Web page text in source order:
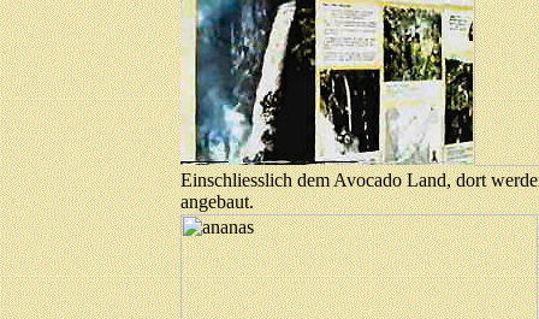
Einschliesslich dem Avocado Land, dort
angebaut.